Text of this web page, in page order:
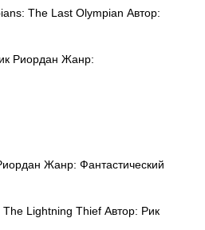
The Last Olympian Автор:
Риордан Жанр:
Жанр: Фантастический
Lightning Thief Автор: Рик